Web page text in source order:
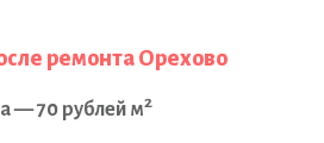
ремонта Орехово
— 70 рублей м2